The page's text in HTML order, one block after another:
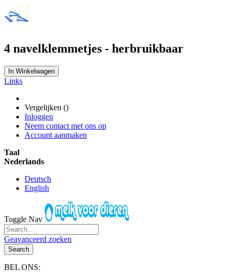
4 navelklemmetjes - herbruikbaar
In Winkelwagen
Links
Vergelijken ()
Inloggen
Neem contact met ons op
Account aanmaken
Taal
Nederlands
Deutsch
English
Toggle Nav
Geavanceerd zoeken
Search
BEL ONS: